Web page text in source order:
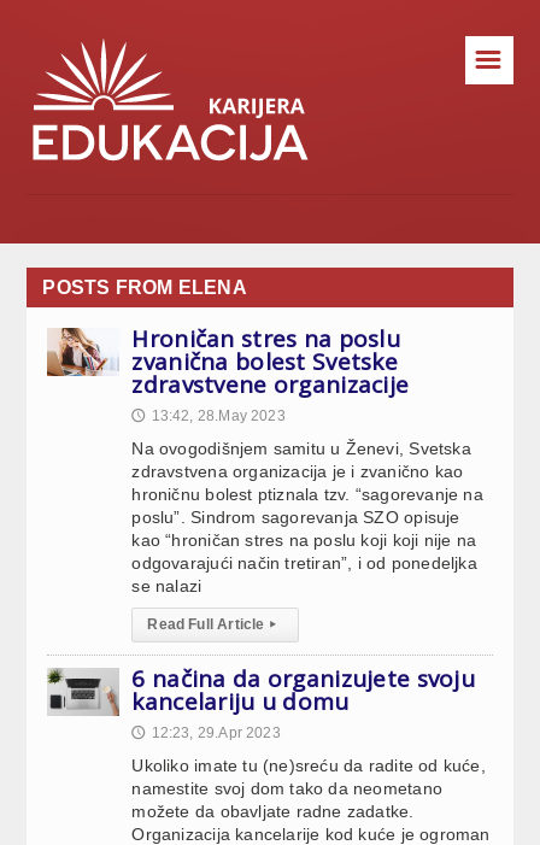
☰
POSTS FROM ELENA
Hroničan stres na poslu
zvanična bolest Svetske
zdravstvene organizacije
🕔 13:42, 28.May 2023
Na ovogodišnjem samitu u Ženevi, Svetska
zdravstvena organizacija je i zvanično kao
hroničnu bolest ptiznala tzv. “sagorevanje na
poslu”. Sindrom sagorevanja SZO opisuje
kao “hroničan stres na poslu koji koji nije na
odgovarajući način tretiran”, i od ponedeljka
se nalazi
Read Full Article ▸
6 načina da organizujete svoju
kancelariju u domu
🕔 12:23, 29.Apr 2023
Ukoliko imate tu (ne)sreću da radite od kuće,
namestite svoj dom tako da neometano
možete da obavljate radne zadatke.
Organizacija kancelarije kod kuće je ogroman